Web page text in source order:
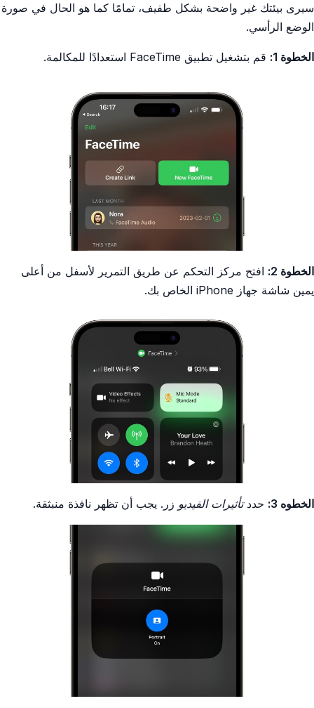
سيرى بيئتك غير واضحة بشكل طفيف، تمامًا كما هو الحال في صورة
الوضع الرأسي.
الخطوة 1: قم بتشغيل تطبيق FaceTime استعدادًا للمكالمة.
الخطوة 2:
افتح مركز التحكم عن طريق التمرير لأسفل من أعلى
يمين شاشة جهاز iPhone الخاص بك.
الخطوه 3: حددتأثيرات الفيديو زر. يجب أن تظهر نافذة منبثقة.